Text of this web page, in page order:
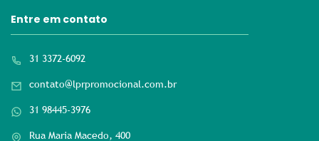
Entre em contato
31 3372-6092
contato@lprpromocional.com.br
31 98445-3976
Rua Maria Macedo, 400